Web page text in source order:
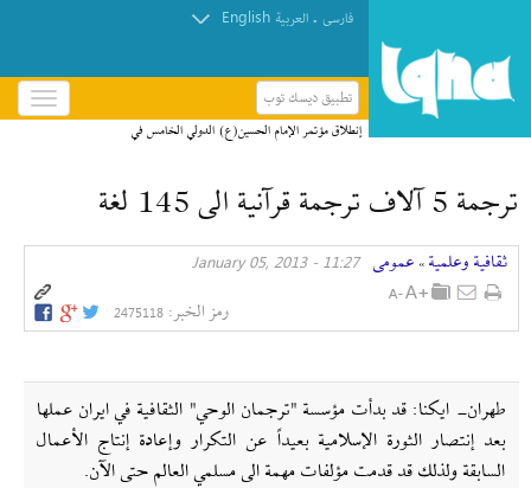
فارسی . العربیة English
تطبيق ديسك توب
باز
و
إنطلاق مؤتمر الإمام الحسين(ع) الدولي الخامس في
ترجمة 5 آلاف ترجمة قرآنية الى 145 لغة
ثقافیة وعلمیة » عمومی 11:27 - January 05, 2013
رمز الخبر: 2475118
طهران- ايكنا: قد بدأت مؤسسة "ترجمان الوحي" الثقافية في ايران عملها
بعد إنتصار الثورة الإسلامية بعيداً عن التكرار وإعادة إنتاج الأعمال
السابقة ولذلك قد قدمت مؤلفات مهمة الى مسلمي العالم حتى الآن.